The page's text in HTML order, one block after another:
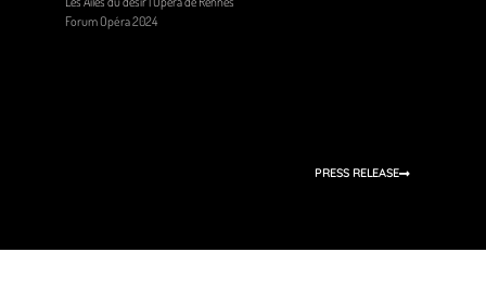
Forum Opéra 2024
PRESS RELEASE